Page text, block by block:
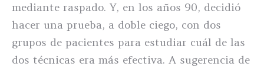
mediante raspado. Y, en los años 90, decidió
hacer una prueba, a doble ciego, con dos
grupos de pacientes para estudiar cuál de las
dos técnicas era más efectiva. A sugerencia de